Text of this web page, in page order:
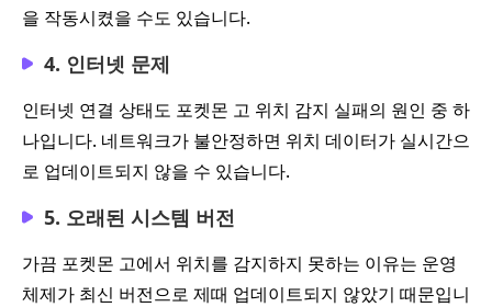
을 작동시켰을 수도 있습니다.
4. 인터넷 문제
인터넷 연결 상태도 포켓몬 고 위치 감지 실패의 원인 중 하
나입니다. 네트워크가 불안정하면 위치 데이터가 실시간으
로 업데이트되지 않을 수 있습니다.
5. 오래된 시스템 버전
가끔 포켓몬 고에서 위치를 감지하지 못하는 이유는 운영
체제가 최신 버전으로 제때 업데이트되지 않았기 때문입니